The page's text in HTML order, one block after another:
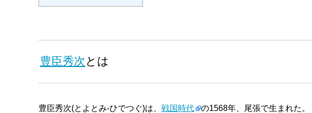
豊臣秀次 とは
豊臣秀次(とよとみ-ひでつぐ)は、 戦国時代 の1568年、尾張で生まれた。